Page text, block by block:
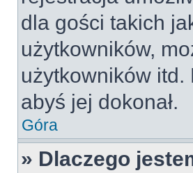
dla gości takich
użytkowników,
użytkowników
abyś jej dokonał.
Góra
» Dlaczego